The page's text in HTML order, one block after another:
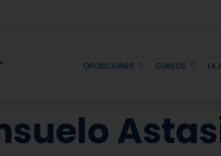
OPOSICIONES CURSOS LA